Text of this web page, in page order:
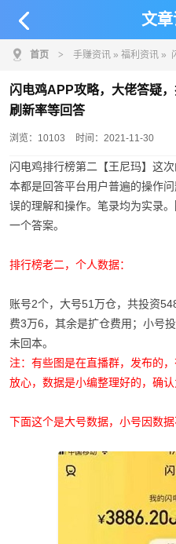
文
首页 > 手赚资讯 » 福利资讯 »
买鸡、回本、提现、刷新率等回答
闪电鸡APP攻略，大佬答疑
刷新率等回答
浏览：10103 时间：2021-11-30
闪电鸡排行榜第二【王尼玛】这
本都是回答平台用户普遍的操作
误的理解和操作。笔录均为实录
一个答案。
排行榜老二，个人数据：
账号2个，大号51万仓，共投资
费3万6，其余是扩仓费用；小号
未回本。
注：有些图是在直播群，发布的
放心，数据是小编整理好的，确认
下面这个是大号数据，小号因数据